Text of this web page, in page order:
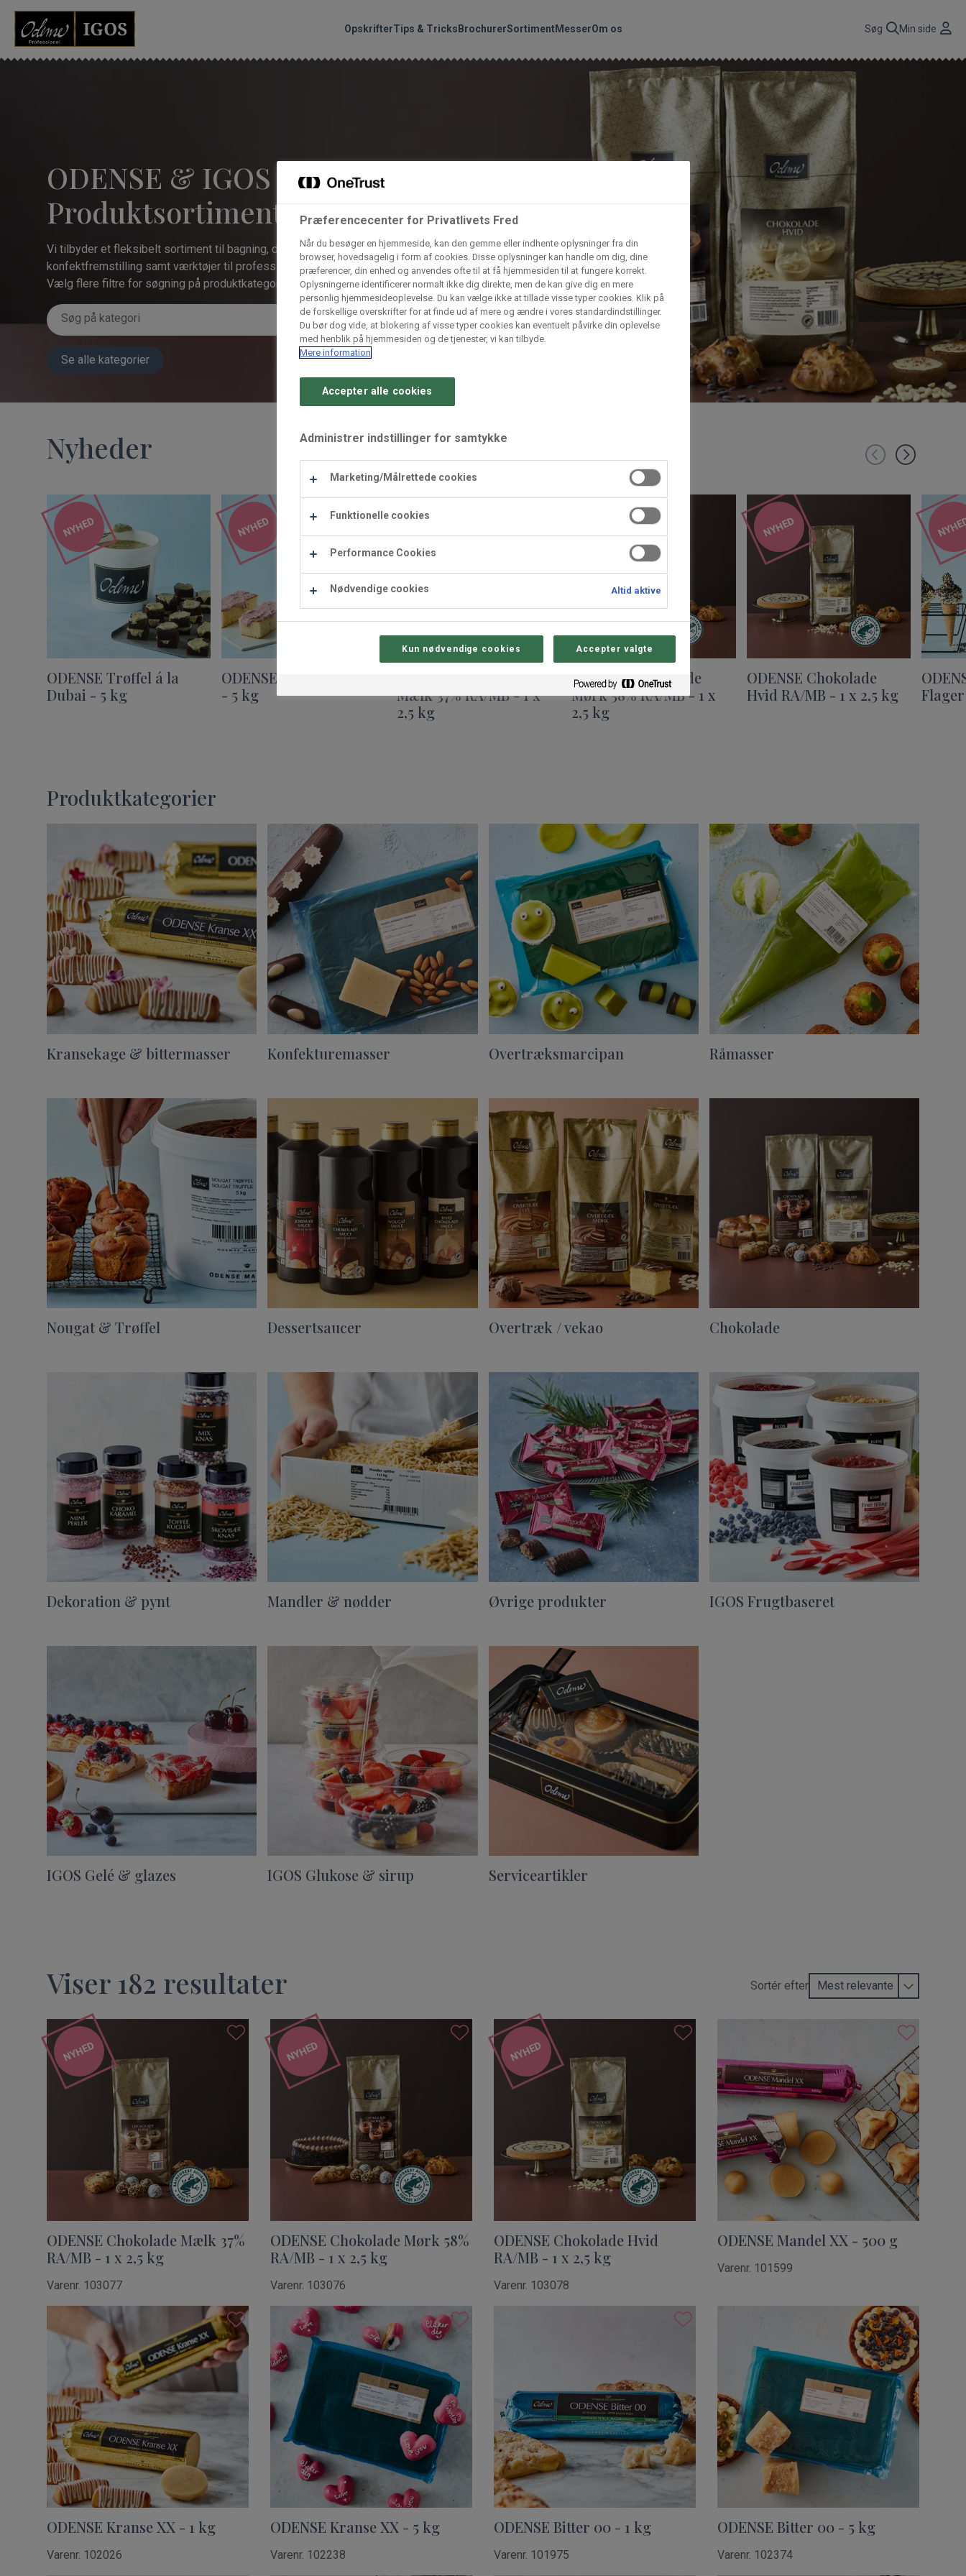
OpskrifterTips & TricksBrochurerSortimentMesserOm os Søg Min side
ODENSE & IGOS -
Produktsortiment
Vi tilbyder et fleksibelt sortiment til bagning, dessert- og
konfektfremstilling samt værktøjer til professionelle.
Vælg flere filtre for søgning på produktkategorier.
Se alle kategorier
Nyheder
NYHED
ODENSE Trøffel á la
Dubai - 5 kg
NYHED
ODENSE Trøffel á la DK
- 5 kg
NYHED
Mælk 37% RA/MB - 1 x
2,5 kg
ODENSE Chokolade
Mørk 58% RA/MB - 1 x
2,5 kg
NYHED
ODENSE Chokolade
Hvid RA/MB - 1 x 2,5 kg
Produktkategorier
Kransekage & bittermasser Konfekturemasser Overtræksmarcipan Råmasser
Nougat & Trøffel Dessertsaucer Overtræk / vekao Chokolade
Dekoration & pynt Mandler & nødder Øvrige produkter IGOS Frugtbaseret
IGOS Gelé & glazes IGOS Glukose & sirup Serviceartikler
Viser 182 resultater Sortér efter
NYHED
ODENSE Chokolade Mælk 37%
RA/MB - 1 x 2,5 kg
Varenr. 103077
NYHED
ODENSE Chokolade Mørk 58%
RA/MB - 1 x 2,5 kg
Varenr. 103076
NYHED
ODENSE Chokolade Hvid
RA/MB - 1 x 2,5 kg
Varenr. 103078
ODENSE Mandel XX - 500 g
Varenr. 101599
ODENSE Kranse XX - 1 kg
Varenr. 102026
ODENSE Kranse XX - 5 kg
Varenr. 102238
ODENSE Bitter 00 - 1 kg
Varenr. 101975
ODENSE Bitter 00 - 5 kg
Varenr. 102374
Søg
Grossister der forhandler vores produkter
BC Catering A/S CBP A/S
Condi ApS Dagrofa Foodservice Gima Catering A/S
Mega House A/S
Procater ApS Vaffelexpressen Vaffelgrossisten Waffle Barons
Gem dine favoritter!
Lad ikke en eneste opskrift gå tabt! Opret en profil nu og start din
personlige samling af favoritopskrifter eller produkter.
Bliv medlem af Odense Marcipan's professionelle fællesskab og få
hvor som helst.
Log ind Opret profil
Præferencecenter for Privatlivets Fred
Når du besøger en hjemmeside, kan den gemme eller indhente oplysninger fra din
browser, hovedsagelig i form af cookies. Disse oplysninger kan handle om dig, dine
præferencer, din enhed og anvendes ofte til at få hjemmesiden til at fungere korrekt.
Oplysningerne identificerer normalt ikke dig direkte, men de kan give dig en mere
personlig hjemmesideoplevelse. Du kan vælge ikke at tillade visse typer cookies. Klik på
de forskellige overskrifter for at finde ud af mere og ændre i vores standardindstillinger.
Du bør dog vide, at blokering af visse typer cookies kan eventuelt påvirke din oplevelse
med henblik på hjemmesiden og de tjenester, vi kan tilbyde.
Mere information
Accepter alle cookies
Administrer indstillinger for samtykke
Marketing/Målrettede cookies
Funktionelle cookies
Performance Cookies
Nødvendige cookies Altid aktive
Kun nødvendige cookies Accepter valgte